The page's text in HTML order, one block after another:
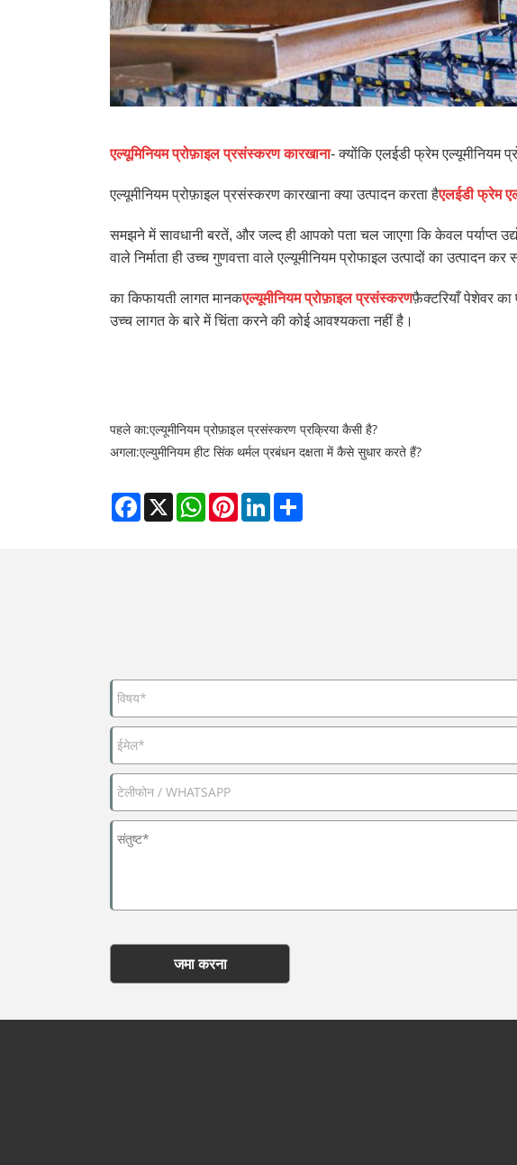
एल्यूमिनियम प्रोफ़ाइल प्रसंस्करण कारखाना- क्योंकि एलईडी फ्रेम एल्यूमीनियम
एल्यूमीनियम प्रोफ़ाइल प्रसंस्करण कारखाना क्या उत्पादन करता हैएलईडी फ्रेम
समझने में सावधानी बरतें, और जल्द ही आपको पता चल जाएगा कि केवल पर्याप्त
वाले निर्माता ही उच्च गुणवत्ता वाले एल्यूमीनियम प्रोफाइल उत्पादों का उत्पादन
का किफायती लागत मानकएल्यूमीनियम प्रोफ़ाइल प्रसंस्करणफ़ैक्टरियाँ पेशेवर
उच्च लागत के बारे में चिंता करने की कोई आवश्यकता नहीं है।
पहले का:एल्यूमीनियम प्रोफ़ाइल प्रसंस्करण प्रक्रिया कैसी है?
अगला:एल्युमीनियम हीट सिंक थर्मल प्रबंधन दक्षता में कैसे सुधार करते हैं?
Facebook
X WhatsAppPinterestLinkedIn
जमा करना